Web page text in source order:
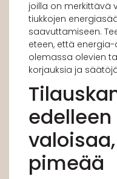
joilla on merkittävä
tiukkojen
saavuttamiseen.
eteen, että
olemassa olevien
korjauksia ja
pimeää